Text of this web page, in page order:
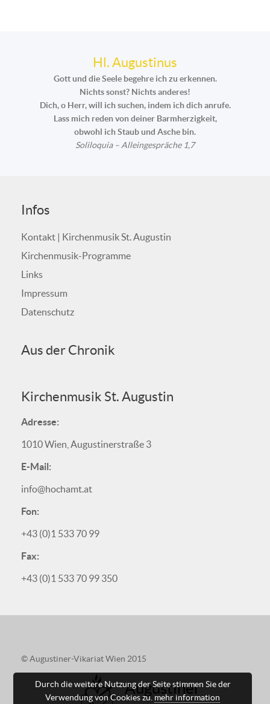
Hl. Augustinus
Gott und die Seele begehre ich zu erkennen.
Nichts sonst? Nichts anderes!
Dich, o Herr, will ich suchen, indem ich dich anrufe.
Lass mich reden von deiner Barmherzigkeit,
obwohl ich Staub und Asche bin.
Soliloquia – Alleingespräche 1,7
Infos
Kontakt | Kirchenmusik St. Augustin
Kirchenmusik-Programme
Links
Impressum
Datenschutz
Aus der Chronik
Kirchenmusik St. Augustin
Adresse:
1010 Wien, Augustinerstraße 3
E-Mail:
info@hochamt.at
Fon:
+43 (0)1 533 70 99
Fax:
+43 (0)1 533 70 99 350
© Augustiner-Vikariat Wien 2015
Augustiner
Durch die weitere Nutzung der Seite stimmen Sie der
Verwendung von Cookies zu. mehr information